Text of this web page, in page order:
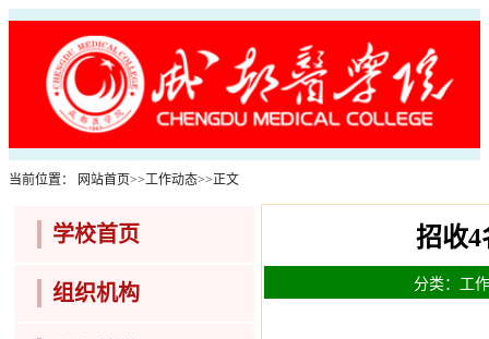
当前位置： 网站首页>>工作动态>>正文
学校首页
组织机构
招收4
分类：工